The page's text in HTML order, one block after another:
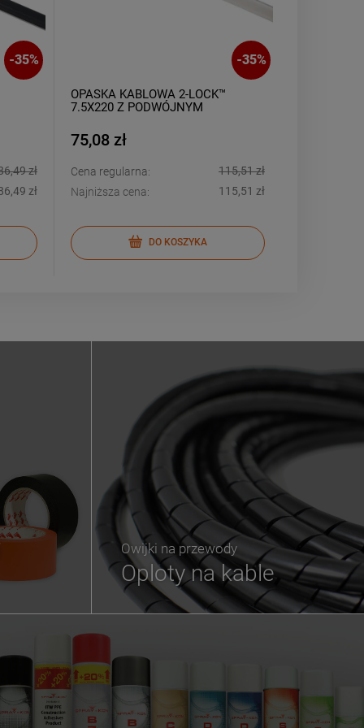
-35%
zł
zł
-35%
OPASKA KABLOWA 2-LOCK™
7.5X220 Z PODWÓJNYM
(100SZT)
75,08 zł
Cena regularna:
115,51 zł
Najniższa cena:
115,51 zł
DO KOSZYKA
Owijki na przewody
Oploty na kable